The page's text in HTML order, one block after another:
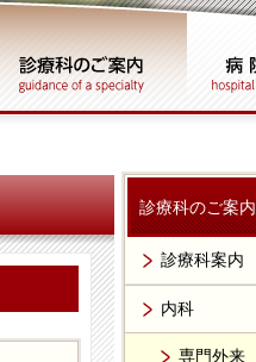
診療科のご案内
診療科案内
内科
専門外来